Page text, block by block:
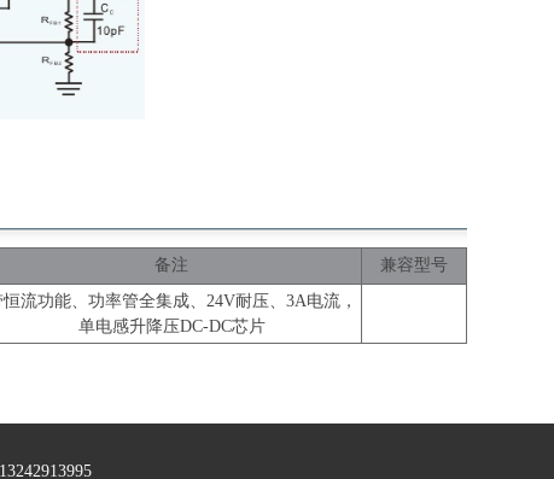
备注 兼容型号
恒流功能、功率管全集成、24V耐压、3A电流，
单电感升降压DC-DC芯片